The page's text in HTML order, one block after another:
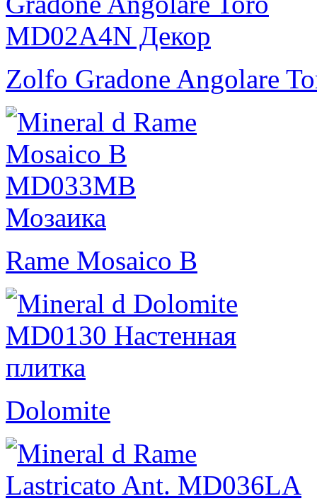
Zolfo Gradone Angolare
Rame Mosaico B
Dolomite